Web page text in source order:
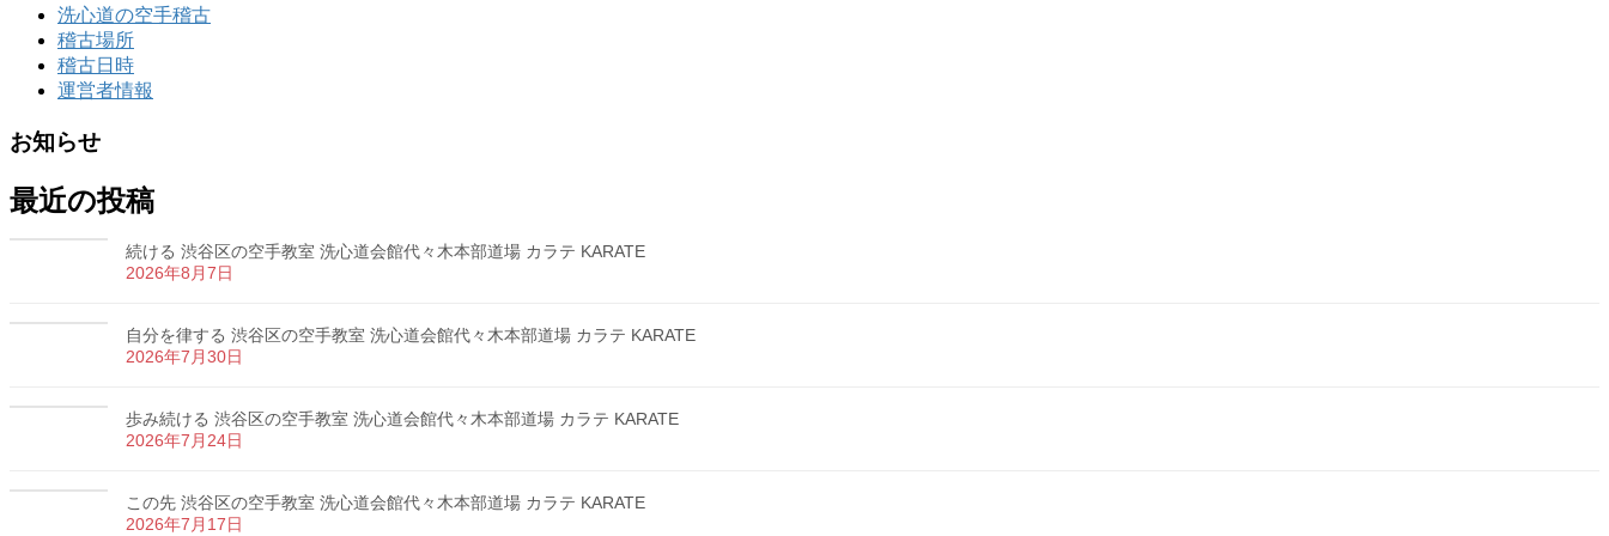
洗心道の空手稽古
稽古場所
稽古日時
運営者情報
お知らせ
最近の投稿
続ける 渋谷区の空手教室 洗心道会館代々木本部道場 カラテ KARATE
2026年8月7日
自分を律する 渋谷区の空手教室 洗心道会館代々木本部道場 カラテ KARATE
2026年7月30日
歩み続ける 渋谷区の空手教室 洗心道会館代々木本部道場 カラテ KARATE
2026年7月24日
この先 渋谷区の空手教室 洗心道会館代々木本部道場 カラテ KARATE
2026年7月17日